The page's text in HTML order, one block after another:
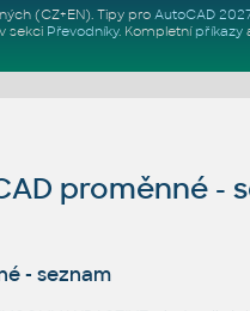
(CZ+EN). Tipy pro AutoCAD
sekci Převodníky. Kompletní příkazy
proměnné -
- seznam